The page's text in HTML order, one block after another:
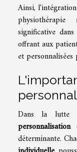
Ainsi,
significative
offrant aux
et
Dans la lutte
déterminante.